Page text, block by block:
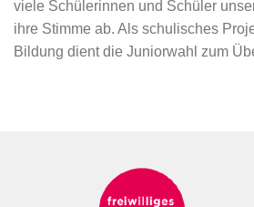
viele Schülerinnen und Schüler
ihre Stimme ab. Als schulisches
Bildung dient die Juniorwahl zum